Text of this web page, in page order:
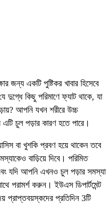
জন্য একটি পুষ্টিকর খাবার হিসেবে
দুগ্ধে কিছু পরিমাণে ফ্যাট থাকে, যা
আপনি যখন শরীরে উচ্চ
চুল পড়ার কারণ হতে পারে।
বা খুশকি প্রবণ হয়ে থাকেন তবে
বাড়িয়ে দিবে। পরিমিত
যদি আপনি এখনও চুল পড়ার সমস্যা
পরামর্শ করুন। ইউএস ডিপার্টমেন্ট
প্রাপ্তবয়স্কদের প্রতিদিন 3টি